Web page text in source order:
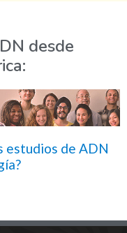
desde
estudios de ADN